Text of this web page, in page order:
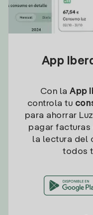
App
Con la App
controla tu
para ahorrar
pagar facturas
la lectura del
todos